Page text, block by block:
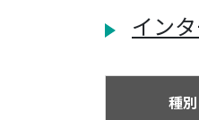
イン
種別